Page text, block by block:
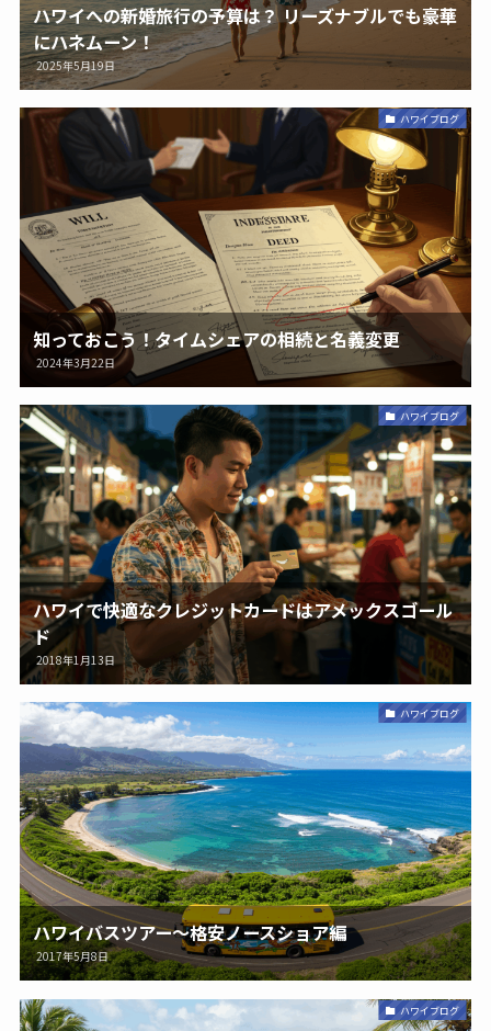
ハワイへの新婚旅行の予算は？ リーズナブルでも豪華
にハネムーン！
2025年5月19日
ハワイブログ
知っておこう！タイムシェアの相続と名義変更
2024年3月22日
ハワイブログ
ハワイで快適なクレジットカードはアメックスゴール
ド
2018年1月13日
ハワイブログ
ハワイバスツアー〜格安ノースショア編
2017年5月8日
ハワイブログ